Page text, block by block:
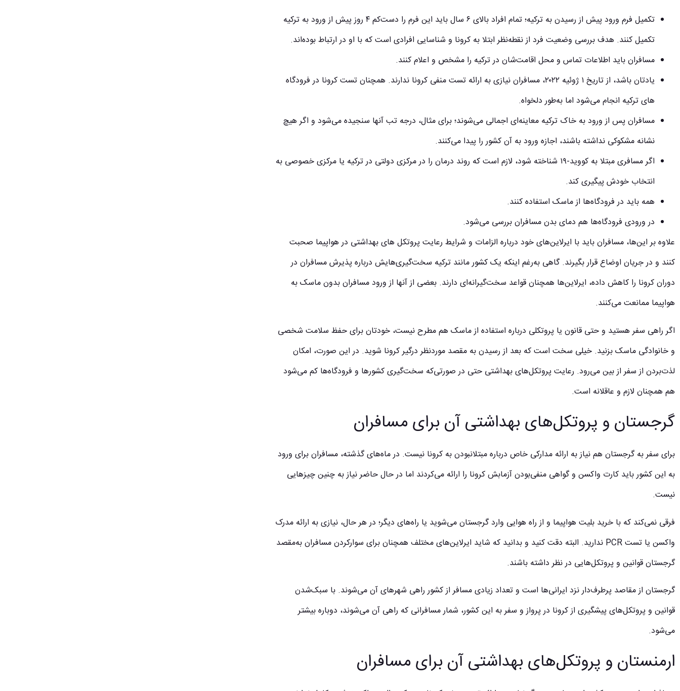
تکمیل فرم ورود پیش از رسیدن به ترکیه؛ تمام افراد بالای ۶ سال باید این فرم را دست‌کم ۴ روز پیش از ورود به ترکیه
تکمیل کنند. هدف بررسی وضعیت فرد از نقطه‌نظر ابتلا به کرونا و شناسایی افرادی است که با او در ارتباط بوده‌اند.
مسافران باید اطلاعات تماس و محل اقامت‌شان در ترکیه را مشخص و اعلام کنند.
یادتان باشد، از تاریخ ۱ ژوئیه ۲۰۲۲، مسافران نیازی به ارائه تست منفی کرونا ندارند. همچنان تست کرونا در فرودگاه
های ترکیه انجام می‌شود اما به‌طور دلخواه.
مسافران پس از ورود به خاک ترکیه معاینه‌ای اجمالی می‌شوند؛ برای مثال، درجه تب آنها سنجیده می‌شود و اگر هیچ
نشانه مشکوکی نداشته باشند، اجازه ورود به آن کشور را پیدا می‌کنند.
اگر مسافری مبتلا به کووید-۱۹ شناخته شود، لازم است که روند درمان را در مرکزی دولتی در ترکیه یا مرکزی خصوصی به
انتخاب خودش پیگیری کند.
همه باید در فرودگاه‌ها از ماسک استفاده کنند.
در ورودی فرودگاه‌ها هم دمای بدن مسافران بررسی می‌شود.
علاوه بر این‌ها، مسافران باید با ایرلاین‌های خود درباره الزامات و شرایط رعایت پروتکل های بهداشتی در هواپیما صحبت
کنند و در جریان اوضاع قرار بگیرند. گاهی به‌رغم اینکه یک کشور مانند ترکیه سخت‌گیری‌هایش درباره پذیرش مسافران در
دوران کرونا را کاهش داده، ایرلاین‌ها همچنان قواعد سخت‌گیرانه‌ای دارند. بعضی از آنها از ورود مسافران بدون ماسک به
هواپیما ممانعت می‌کنند.
اگر راهی سفر هستید و حتی قانون یا پروتکلی درباره استفاده از ماسک هم مطرح نیست، خودتان برای حفظ سلامت‌ شخصی
و خانوادگی ماسک بزنید. خیلی سخت است که بعد از رسیدن به مقصد موردنظر درگیر کرونا شوید. در این صورت، امکان
لذت‌بردن از سفر از بین می‌رود. رعایت پروتکل‌های بهداشتی حتی در صورتی‌که سخت‌گیری کشورها و فرودگاه‌ها کم می‌شود
هم همچنان لازم و عاقلانه است.
گرجستان و پروتکل‌های بهداشتی آن برای مسافران
برای سفر به گرجستان هم نیاز به ارائه مدارکی خاص درباره مبتلانبودن به کرونا نیست. در ماه‌های گذشته، مسافران برای ورود
به این کشور باید کارت واکسن و گواهی منفی‌بودن آزمابش کرونا را ارائه می‌کردند اما در حال حاضر نیاز به چنین چیزهایی
نیست.
فرقی نمی‌کند که با خرید بلیت هواپیما و از راه هوایی وارد گرجستان می‌شوید یا راه‌های دیگر؛ در هر حال، نیازی به ارائه مدرک
واکسن یا تست PCR ندارید. البته دقت کنید و بدانید که شاید ایرلاین‌های مختلف همچنان برای سوارکردن مسافران به‌مقصد
گرجستان قوانین و پروتکل‌هایی در نظر داشته باشند.
گرجستان از مقاصد پرطرف‌دار نزد ایرانی‌ها است و تعداد زیادی مسافر از کشور راهی شهرهای آن می‌شوند. با سبک‌شدن
قوانین و پروتکل‌های پیشگیری از کرونا در پروازو سفر به این کشور، شمار مسافرانی که راهی آن می‌شوند، دوباره بیشتر
می‌شود.
ارمنستان و پروتکل‌های بهداشتی آن برای مسافران